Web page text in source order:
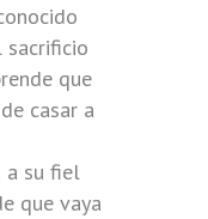
sacrificio
que
casar a
a su fiel
que vaya